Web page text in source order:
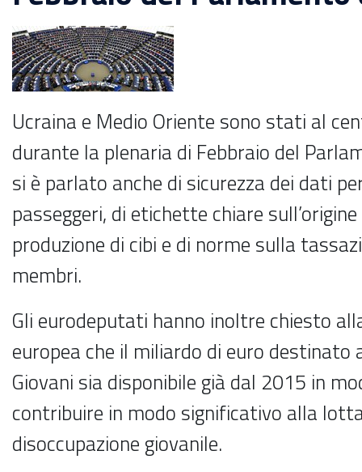
Newsletter
Ucraina e Medio Oriente sono stati al
durante la plenaria di Febbraio del
si è parlato anche di sicurezza dei dati
passeggeri, di etichette chiare
produzione di cibi e di norme sulla
membri.
Gli eurodeputati hanno inoltre chiesto
europea che il miliardo di euro destinato
Giovani sia disponibile già dal 2015 in
contribuire in modo significativo alla
disoccupazione giovanile.